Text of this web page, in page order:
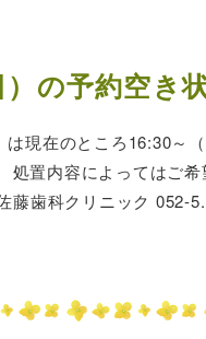
の予約空き
は現在のところ16:30～
処置内容によってはご
藤歯科クリニック 052-